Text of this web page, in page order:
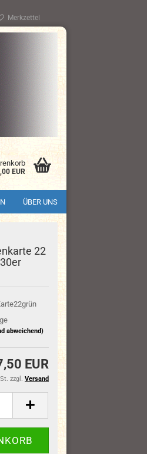
Merkzettel
EUR
ÜBER UNS
22
abweichend)
EUR
zzgl. Versand